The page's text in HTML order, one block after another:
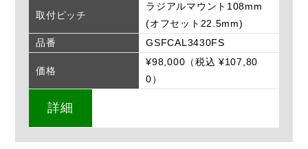
取付ピッチ
ラジアルマウント108mm
(オフセット22.5mm)
品番
GSFCAL3430FS
価格
¥98,000（税込 ¥107,80
0）
詳細